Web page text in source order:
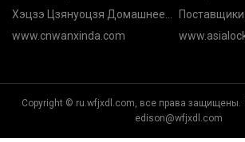
Кайю, Лтд.
Металлы Компания, ООО
Хэцзэ Цзянуоцзя Домашнее
животное Продукты Компания
www.cnwanxinda.com
Copyright © ru.wfjxdl.com, все права защищены.
edison@wfjxdl.com